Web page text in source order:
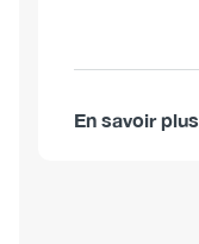
En savoir plus
sur